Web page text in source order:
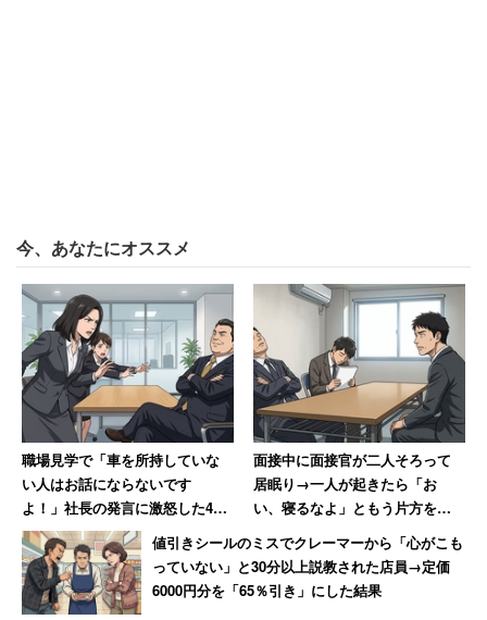
今、あなたにオススメ
職場見学で「車を所持していな
い人はお話にならないです
よ！」社長の発言に激怒した40
代女性「お言葉ですが」と猛抗
議して辞退
面接中に面接官が二人そろって
居眠り→一人が起きたら「お
い、寝るなよ」ともう片方を起
こして「何事もなかったかのよ
うに再開」
値引きシールのミスでクレーマーから「心がこも
っていない」と30分以上説教された店員→定価
6000円分を「65％引き」にした結果